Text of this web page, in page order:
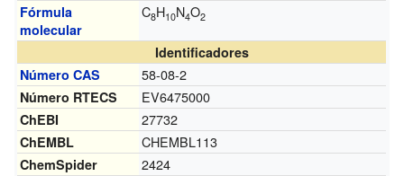
Fórmula
molecular
C8H10N4O2
Identificadores
Número CAS
58-08-2
Número RTECS EV6475000
ChEBI 27732
ChEMBL CHEMBL113
ChemSpider 2424